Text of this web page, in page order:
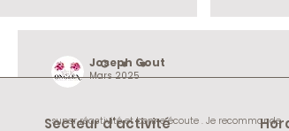
les yeux
J Joseph Gout
Mars 2025
super réactivité et bonne écoute . Je recommande
Secteur d'activité